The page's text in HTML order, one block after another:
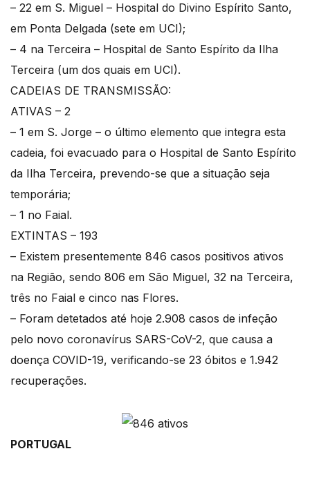
– 22 em S. Miguel – Hospital do Divino Espírito Santo,
em Ponta Delgada (sete em UCI);
– 4 na Terceira – Hospital de Santo Espírito da Ilha
Terceira (um dos quais em UCI).
CADEIAS DE TRANSMISSÃO:
ATIVAS – 2
– 1 em S. Jorge – o último elemento que integra esta
cadeia, foi evacuado para o Hospital de Santo Espírito
da Ilha Terceira, prevendo-se que a situação seja
temporária;
– 1 no Faial.
EXTINTAS – 193
– Existem presentemente 846 casos positivos ativos
na Região, sendo 806 em São Miguel, 32 na Terceira,
três no Faial e cinco nas Flores.
– Foram detetados até hoje 2.908 casos de infeção
pelo novo coronavírus SARS-CoV-2, que causa a
doença COVID-19, verificando-se 23 óbitos e 1.942
recuperações.
PORTUGAL